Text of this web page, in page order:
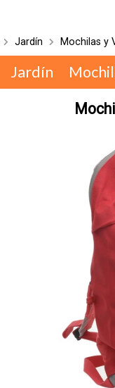
Jardín Mochilas y
Jardín